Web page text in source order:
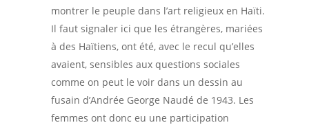
montrer le peuple dans l’art religieux en Haïti.
Il faut signaler ici que les étrangères, mariées
à des Haïtiens, ont été, avec le recul qu’elles
avaient, sensibles aux questions sociales
comme on peut le voir dans un dessin au
fusain d’Andrée George Naudé de 1943. Les
femmes ont donc eu une participation